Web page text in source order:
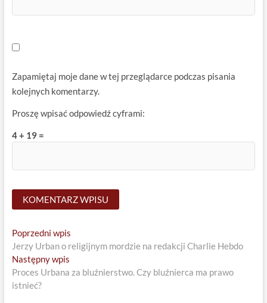
Zapamiętaj moje dane w tej przeglądarce podczas pisania
kolejnych komentarzy.
Proszę wpisać odpowiedź cyframi:
4 + 19 =
Nawigacja
wpisu
Poprzedni wpisPrevious
post:
Jerzy Urban o religijnym mordzie na redakcji Charlie Hebdo
Następny wpisNext
post:
Proces Urbana za bluźnierstwo. Czy bluźnierca ma prawo
istnieć?